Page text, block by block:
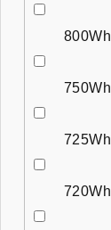
800Wh
750Wh
725Wh
720Wh